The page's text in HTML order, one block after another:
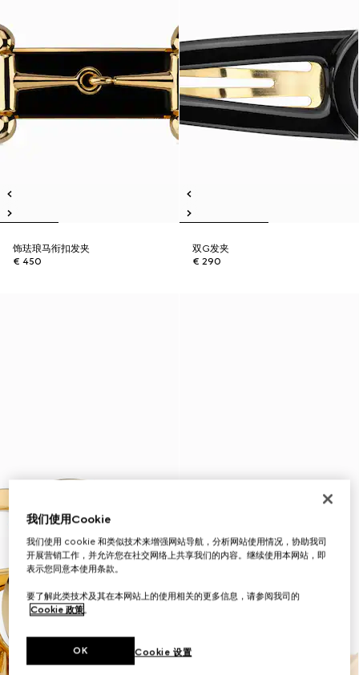
饰珐琅马衔扣发夹
€ 450
双G发夹
€ 290
我们使用Cookie
我们使用 cookie 和类似技术来增强网站导航，分析网站使用情况，协助我司
开展营销工作，并允许您在社交网络上共享我们的内容。继续使用本网站，即
表示您同意本使用条款。
要了解此类技术及其在本网站上的使用相关的更多信息，请参阅我司的
Cookie 政策。
Cookie 设置
OK